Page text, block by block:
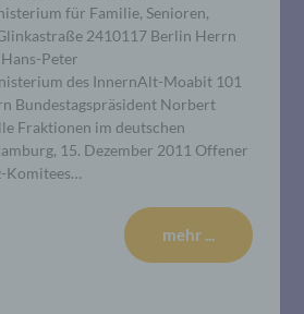
für Familie, Senioren,
2410117 Berlin Herrn
Peter
des InnernAlt-Moabit 101
Bundestagspräsident Norbert
Fraktionen im deutschen
15. Dezember 2011 Offener
Komitees…
mehr ...